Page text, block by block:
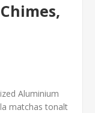
Aluminium
matchas tonalt